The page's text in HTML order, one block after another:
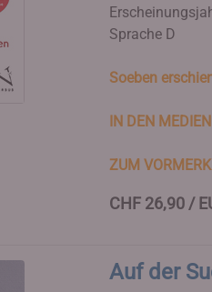
Sprache D
Soeben
IN DEN
ZUM
CHF 26,90 /
Auf der